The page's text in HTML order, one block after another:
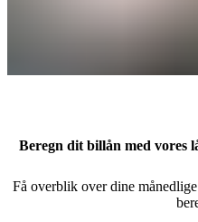
Beregn dit billån med vores
Få overblik over dine